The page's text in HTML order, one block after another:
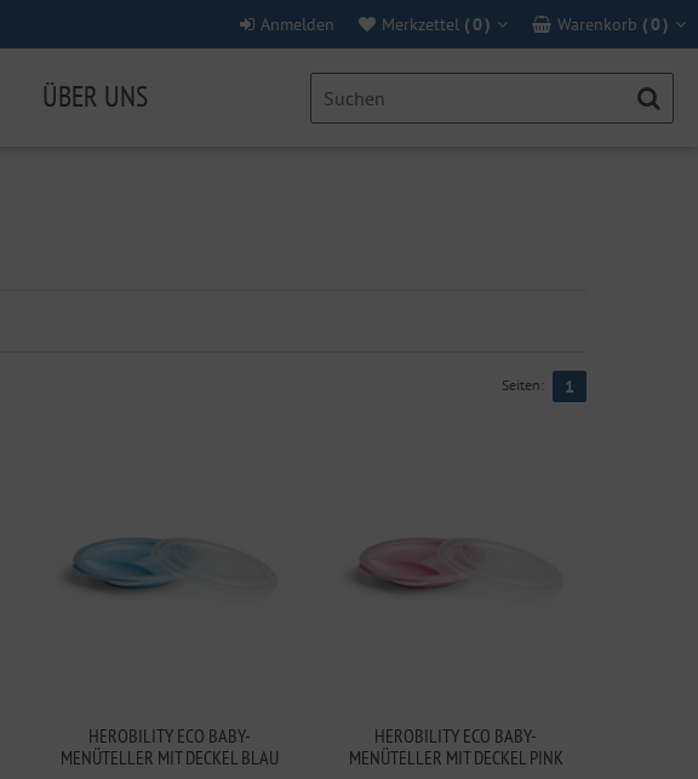
Warenkorb (0 )
Merkzettel (0 )
Anmelden
ÜBER UNS
Seiten: 1
HEROBILITY ECO BABY-
MENÜTELLER MIT DECKEL BLAU
HEROBILITY ECO BABY-
MENÜTELLER MIT DECKEL PINK